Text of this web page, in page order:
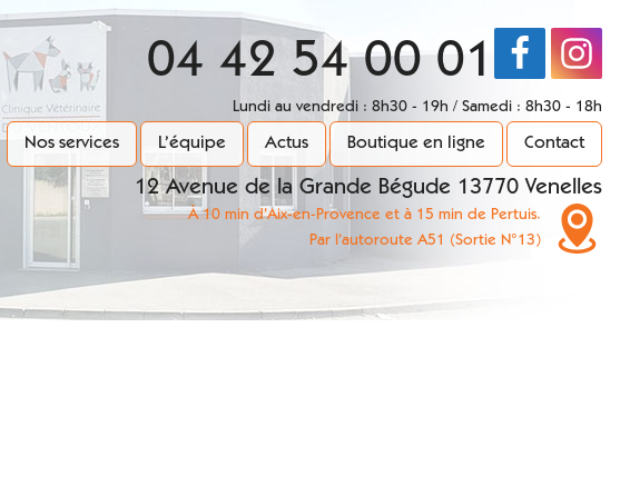
04 42 54 00 01
Lundi au vendredi : 8h30 - 19h / Samedi : 8h30 - 18h
Nos services L’équipe Actus Boutique en ligne Contact
12 Avenue de la Grande Bégude 13770 Venelles
À 10 min d’Aix-en-Provence et à 15 min de Pertuis.
Par l’autoroute A51 (Sortie N°13)